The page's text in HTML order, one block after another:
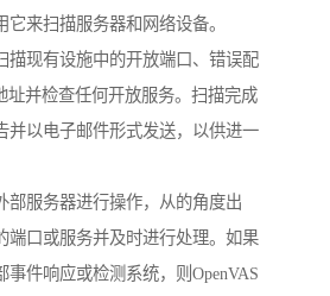
来扫描服务器和网络设备。
描现有设施中的开放端口、错误配
址并检查任何开放服务。扫描完成
并以电子邮件形式发送，以供进一
部服务器进行操作，从的角度出
端口或服务并及时进行处理。如果
事件响应或检测系统，则OpenVAS